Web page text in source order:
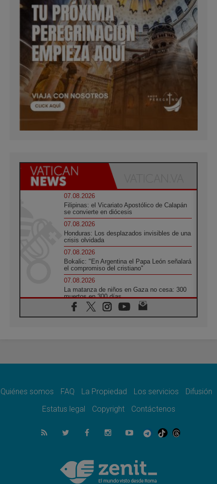
07.08.2026
Filipinas: el Vicariato Apostólico de Calapán
se convierte en diócesis
07.08.2026
Honduras: Los desplazados invisibles de una
crisis olvidada
07.08.2026
Bokalic: "En Argentina el Papa León señalará
el compromiso del cristiano"
07.08.2026
La matanza de niños en Gaza no cesa: 300
muertos en 300 días
07.08.2026
Tagle: La guerra desfigura el mundo, solo la
como misión al servicio del Evangelio
SIGNIS 2026, dar voz a las religiosas en el
07.08.2026
Lanzan un proyecto de empoderamiento
Programa oficial del Viaje Apostólico del
Papa León XIV a Francia
Quiénes somos FAQ La Propiedad Los servicios
Difusión
Estatus legal
Copyright Contáctenos